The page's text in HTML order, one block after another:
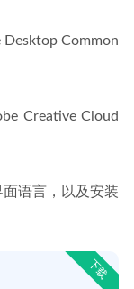
Common
Creative Cloud
语言，以及安装
下载